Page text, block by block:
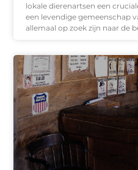
lokale dierenartsen een
een levendige gemeenschap
allemaal op zoek zijn naar de